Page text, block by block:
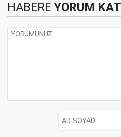
HABERE YORUM KAT